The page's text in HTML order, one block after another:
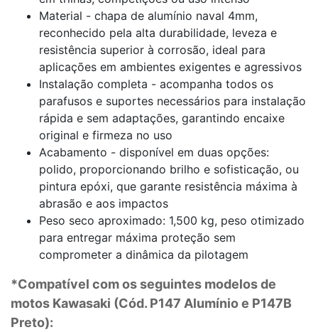
Material - chapa de alumínio naval 4mm,
reconhecido pela alta durabilidade, leveza e
resistência superior à corrosão, ideal para
aplicações em ambientes exigentes e agressivos
Instalação completa - acompanha todos os
parafusos e suportes necessários para instalação
rápida e sem adaptações, garantindo encaixe
original e firmeza no uso
Acabamento - disponível em duas opções:
polido, proporcionando brilho e sofisticação, ou
pintura epóxi, que garante resistência máxima à
abrasão e aos impactos
Peso seco aproximado: 1,500 kg, peso otimizado
para entregar máxima proteção sem
comprometer a dinâmica da pilotagem
*Compatível com os seguintes modelos de
motos Kawasaki (Cód. P147 Alumínio e P147B
Preto):